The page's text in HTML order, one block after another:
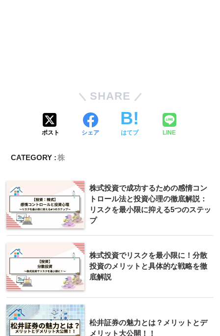
SHARE
ポスト シェア はてブ LINE
CATEGORY :株
株式投資で成功するための感情コン
トロール法と投資心理の徹底解説：
リスクを最小限に抑える5つのステッ
プ
株式投資でリスクを最小限に！分散
投資のメリットと具体的な戦略を徹
底解説
松井証券の魅力とは？メリットとデ
メリット大公開！！